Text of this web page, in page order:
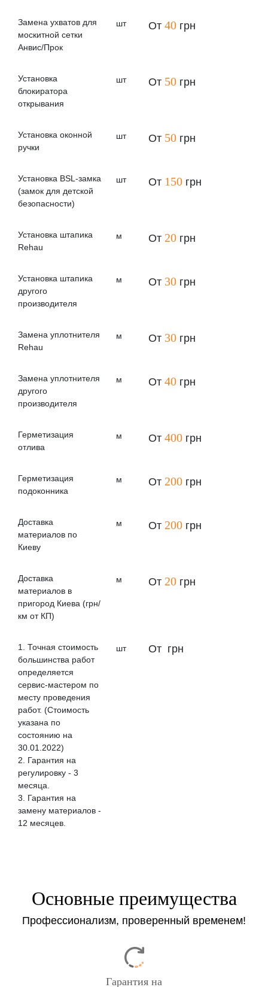
Замена ухватов для
москитной сетки
Анвис/Прок
шт От 40 грн
Установка
блокиратора
открывания
шт От 50 грн
Установка оконной
ручки
шт От 50 грн
Установка BSL-замка
(замок для детской
безопасности)
шт От 150 грн
Установка штапика
Rehau
м От 20 грн
Установка штапика
другого
производителя
м От 30 грн
Замена уплотнителя
Rehau
м От 30 грн
Замена уплотнителя
другого
производителя
м От 40 грн
Герметизация
отлива
м От 400 грн
Герметизация
подоконника
м От 200 грн
Доставка
материалов по
Киеву
м От 200 грн
Доставка
материалов в
пригород Киева (грн/
км от КП)
м От 20 грн
1. Точная стоимость
большинства работ
определяется
сервис-мастером по
месту проведения
работ. (Стоимость
указана по
состоянию на
30.01.2022)
2. Гарантия на
регулировку - 3
месяцa.
3. Гарантия на
замену материалов -
12 месяцев.
шт От грн
Основные преимущества
Профессионализм, проверенный временем!
Гарантия на